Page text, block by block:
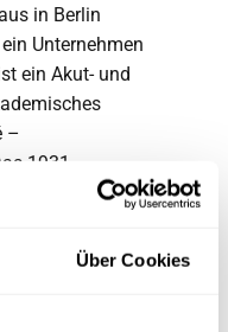
Über Cookies
in Berlin
Unternehmen
ein Akut- und
–
1931
260 Betten.
15.000